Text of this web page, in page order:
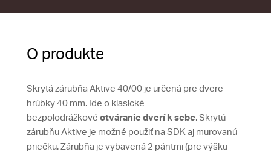
O produkte
Skrytá zárubňa Aktive 40/00 je určená pre dvere
hrúbky 40 mm. Ide o klasické
bezpolodrážkové otváranie dverí k sebe. Skrytú
zárubňu Aktive je možné použiť na SDK aj murovanú
priečku. Zárubňa je vybavená 2 pántmi (pre výšku